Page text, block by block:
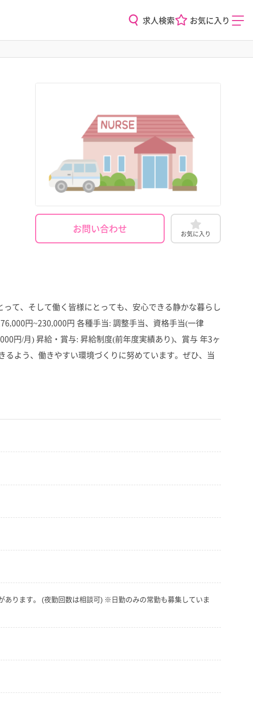
求人検索 お気に入り
お問い合わせ お気に入り
て、そして働く皆様にとっても、安心できる静かな暮らし
円~230,000円 各種手当: 調整手当、資格手当(一律
円/月) 昇給・賞与: 昇給制度(前年度実績あり)、賞与 年3ヶ
よう、働きやすい環境づくりに努めています。ぜひ、当
ります。 (夜勤回数は相談可) ※日勤のみの常勤も募集していま